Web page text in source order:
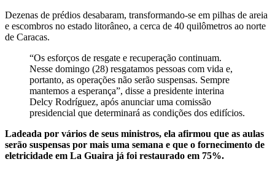
Dezenas de prédios desabaram, transformando-se em pilhas de areia
e escombros no estado litorâneo, a cerca de 40 quilômetros ao norte
de Caracas.
“Os esforços de resgate e recuperação continuam.
Nesse domingo (28) resgatamos pessoas com vida e,
portanto, as operações não serão suspensas. Sempre
mantemos a esperança”, disse a presidente interina
Delcy Rodríguez, após anunciar uma comissão
presidencial que determinará as condições dos edifícios.
Ladeada por vários de seus ministros, ela afirmou que as aulas
serão suspensas por mais uma semana e que o fornecimento de
eletricidade em La Guaira já foi restaurado em 75%.